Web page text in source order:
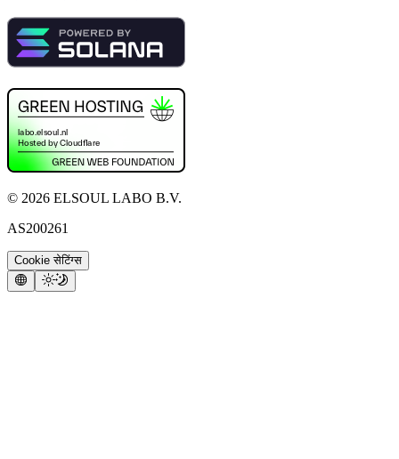
© 2026 ELSOUL LABO B.V.
AS200261
Cookie सेटिंग्स